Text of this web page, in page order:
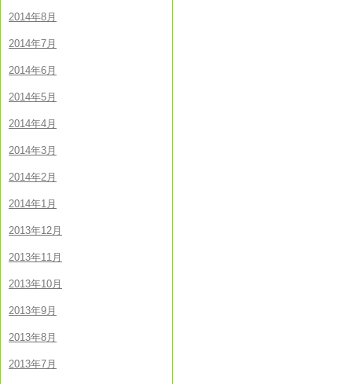
2014年8月
2014年7月
2014年6月
2014年5月
2014年4月
2014年3月
2014年2月
2014年1月
2013年12月
2013年11月
2013年10月
2013年9月
2013年8月
2013年7月